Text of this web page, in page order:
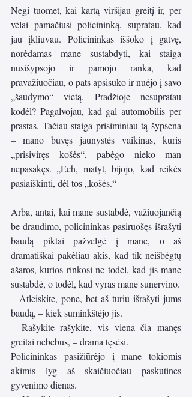
Negi tuomet, kai kartą viršijau greitį ir, per
vėlai pamačiusi policininką, supratau, kad
jau įkliuvau. Policininkas iššoko į gatvę,
norėdamas mane sustabdyti, kai staiga
nusišypsojo ir pamojo ranka, kad
pravažiuočiau, o pats apsisuko ir nuėjo į savo
„šaudymo“ vietą. Pradžioje nesupratau
kodėl? Pagalvojau, kad gal automobilis per
prastas. Tačiau staiga prisiminiau tą šypsena
– mano buvęs jaunystės vaikinas, kuris
„prisiviręs košės“, pabėgo nieko man
nepasakęs. „Ech, matyt, bijojo, kad reikės
pasiaiškinti, dėl tos „košės.“
Arba, antai, kai mane sustabdė, važiuojančią
be draudimo, policininkas pasiruošęs išrašyti
baudą piktai pažvelgė į mane, o aš
dramatiškai pakėliau akis, kad tik neišbėgtų
ašaros, kurios rinkosi ne todėl, kad jis mane
– Atleiskite, pone, bet aš turiu išrašyti jums
baudą, – kiek suminkštėjo jis.
– Rašykite rašykite, vis viena čia manęs
greitai nebebus, – drama tęsėsi.
Policininkas pasižiūrėjo į mane tokiomis
akimis lyg aš skaičiuočiau paskutines
gyvenimo dienas.